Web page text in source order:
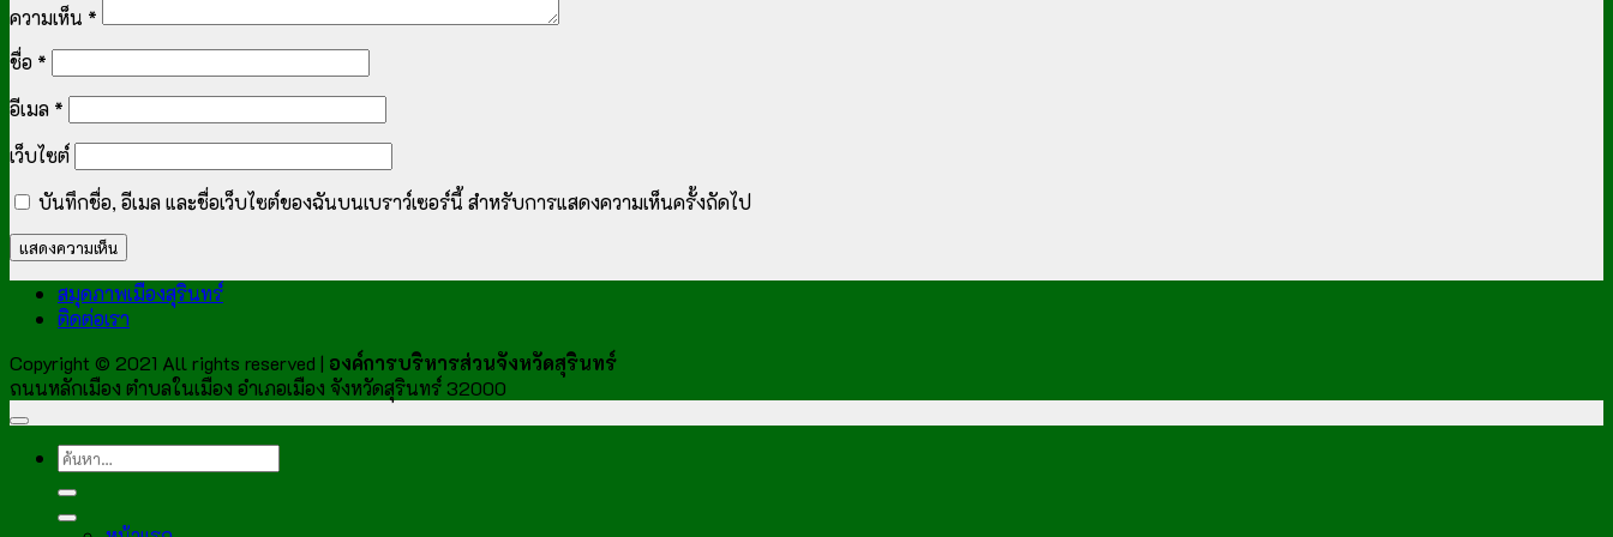
ความเห็น *
ชื่อ *
อีเมล *
เว็บไซต์
บันทึกชื่อ, อีเมล และชื่อเว็บไซต์ของฉันบนเบราว์เซอร์นี้ สำหรับการแสดงความเห็นครั้งถัดไป
สมุดภาพเมืองสุรินทร์
ติดต่อเรา
Copyright © 2021 All rights reserved | องค์การบริหารส่วนจังหวัดสุรินทร์
ถนนหลักเมือง ตำบลในเมือง อำเภอเมือง จังหวัดสุรินทร์ 32000